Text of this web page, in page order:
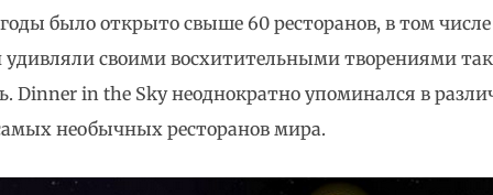
было открыто свыше 60 ресторанов, в том
удивляли своими восхитительными творениями
Dinner in the Sky неоднократно упоминался в
необычных ресторанов мира.